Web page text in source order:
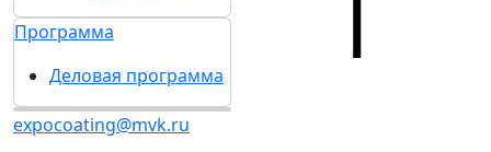
Программа
Деловая программа
expocoating@mvk.ru